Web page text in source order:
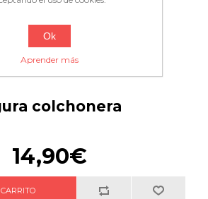
colchonera
14,90€
Ok
Aprender más